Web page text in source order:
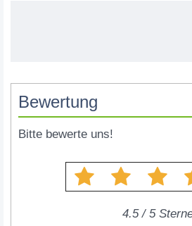
Bewertung
Bitte bewerte uns!
4.5/ 5